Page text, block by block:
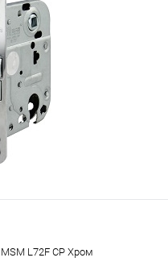
L72F CP Хром